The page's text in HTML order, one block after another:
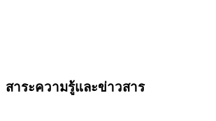
สาระความรู้และข่าวสาร